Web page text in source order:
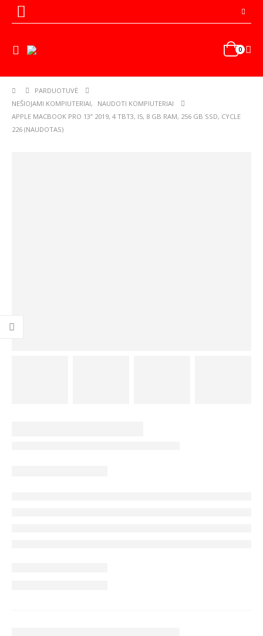
0
PARDUOTUVĖ
NEŠIOJAMI KOMPIUTERIAI,
NAUDOTI KOMPIUTERIAI
APPLE MACBOOK PRO 13” 2019, 4 TBT3, I5, 8 GB RAM, 256 GB SSD, CYCLE
226 (NAUDOTAS)